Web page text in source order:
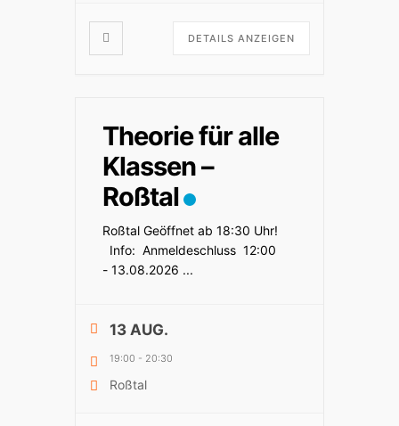
DETAILS ANZEIGEN
Theorie für alle
Klassen –
Roßtal
Roßtal Geöffnet ab 18:30 Uhr!
Info: Anmeldeschluss 12:00
- 13.08.2026 ...
13 AUG.
19:00 - 20:30
Roßtal